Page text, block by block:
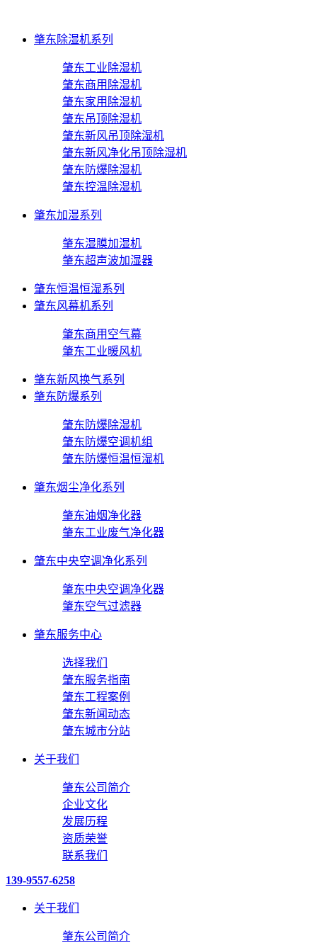
肇东除湿机系列
肇东工业除湿机
肇东商用除湿机
肇东家用除湿机
肇东吊顶除湿机
肇东新风吊顶除湿机
肇东新风净化吊顶除湿机
肇东防爆除湿机
肇东控温除湿机
肇东加湿系列
肇东湿膜加湿机
肇东超声波加湿器
肇东恒温恒湿系列
肇东风幕机系列
肇东商用空气幕
肇东工业暖风机
肇东新风换气系列
肇东防爆系列
肇东防爆除湿机
肇东防爆空调机组
肇东防爆恒温恒湿机
肇东烟尘净化系列
肇东油烟净化器
肇东工业废气净化器
肇东中央空调净化系列
肇东中央空调净化器
肇东空气过滤器
肇东服务中心
选择我们
肇东服务指南
肇东工程案例
肇东新闻动态
肇东城市分站
关于我们
肇东公司简介
企业文化
发展历程
资质荣誉
联系我们
139-9557-6258
关于我们
肇东公司简介